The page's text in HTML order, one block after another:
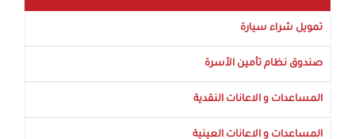
تمويل شراء سيارة
صندوق نظام تأمين الأسرة
المساعدات و الاعانات النقدية
المساعدات و الاعانات العينية